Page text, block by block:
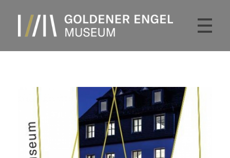
Kulturmuseum Goldener Engel